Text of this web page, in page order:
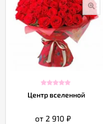
Центр вселенной
от 2 910₽